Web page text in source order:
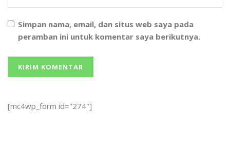
Simpan nama, email, dan situs web saya pada
peramban ini untuk komentar saya berikutnya.
[mc4wp_form id="274"]